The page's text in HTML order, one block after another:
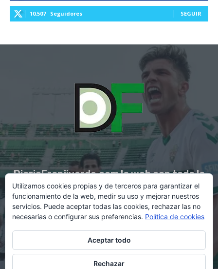
10,507 Seguidores SEGUIR
DiarioFranjiverde.com la web con toda la
información del Elche C.F.
Contacto en:diario@franjiverde.com
Utilizamos cookies propias y de terceros para garantizar el
funcionamiento de la web, medir su uso y mejorar nuestros
servicios. Puede aceptar todas las cookies, rechazar las no
necesarias o configurar sus preferencias. Política de cookies
Aceptar todo
Rechazar